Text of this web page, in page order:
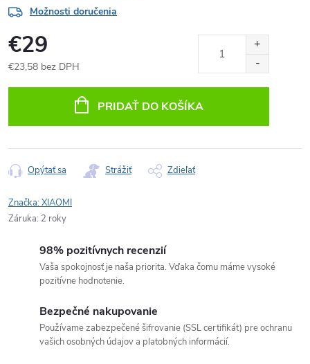
Možnosti doručenia
€29
€23,58 bez DPH
PRIDAŤ DO KOŠÍKA
Opýtať sa Strážiť Zdieľať
Značka:XIAOMI
Záruka: 2 roky
98% pozitívnych recenzií
Vaša spokojnosť je naša priorita. Vďaka čomu máme vysoké
pozitívne hodnotenie.
Bezpečné nakupovanie
Používame zabezpečené šifrovanie (SSL certifikát) pre ochranu
vašich osobných údajov a platobných informácií.